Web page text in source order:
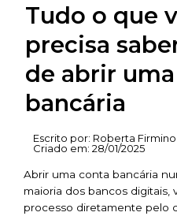
Tudo o que
precisa
de abrir
bancária
Escrito por: Roberta Firmino
Criado em: 28/01/2025
Abrir uma conta bancária
maioria dos bancos
processo diretamente pelo